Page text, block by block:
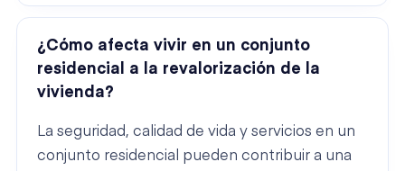
¿Cómo afecta vivir en un conjunto
residencial a la revalorización de la
vivienda?
La seguridad, calidad de vida y servicios en un
conjunto residencial pueden contribuir a una